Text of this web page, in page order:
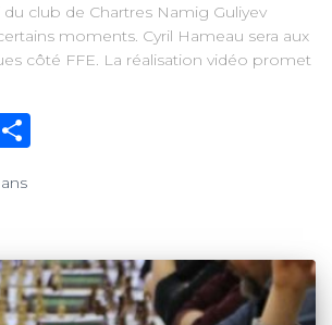
club de Chartres Namig Guliyev
moments. Cyril Hameau sera aux
côté FFE. La réalisation vidéo promet